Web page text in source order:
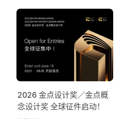
2026 金点设计奖／金点概
念设计奖 全球征件启动！